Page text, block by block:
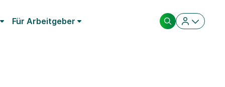
Für Arbeitgeber